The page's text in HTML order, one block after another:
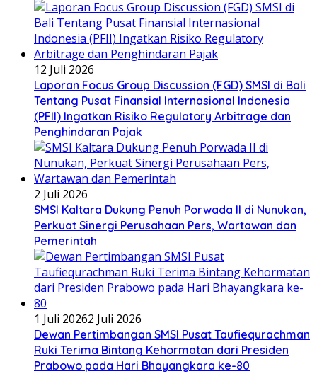
12 Juli 2026
Laporan Focus Group Discussion (FGD) SMSI di Bali
Tentang Pusat Finansial Internasional Indonesia
(PFII) Ingatkan Risiko Regulatory Arbitrage dan
Penghindaran Pajak
2 Juli 2026
SMSI Kaltara Dukung Penuh Porwada II di Nunukan,
Perkuat Sinergi Perusahaan Pers, Wartawan dan
Pemerintah
1 Juli 20262 Juli 2026
Dewan Pertimbangan SMSI Pusat Taufiequrachman
Ruki Terima Bintang Kehormatan dari Presiden
Prabowo pada Hari Bhayangkara ke-80